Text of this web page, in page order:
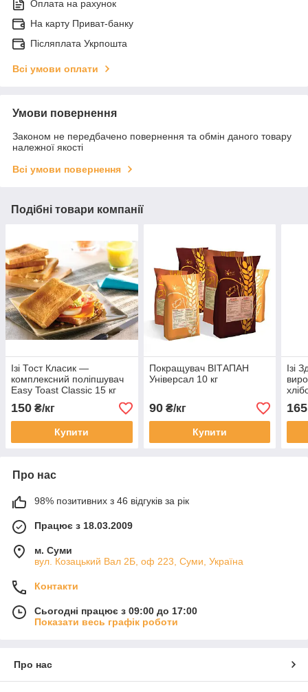
Оплата на рахунок
На карту Приват-банку
Післяплата Укрпошта
Всі умови оплати
Умови повернення
Законом не передбачено повернення та обмін даного товару
належної якості
Всі умови повернення
Подібні товари компанії
Ізі Тост Класик —
комплексний поліпшувач
Easy Toast Classic 15 кг
(Пуратос Україна)
150 ₴/кг
Купити
Покращувач ВІТАПАН
Універсал 10 кг
90₴/кг
Купити
Ізі
165
Про нас
98% позитивних з 46 відгуків за рік
Працює з 18.03.2009
м. Суми
вул. Козацький Вал 2Б, оф 223, Суми, Україна
Контакти
Сьогодні працює з 09:00 до 17:00
Показати весь графік роботи
Про нас